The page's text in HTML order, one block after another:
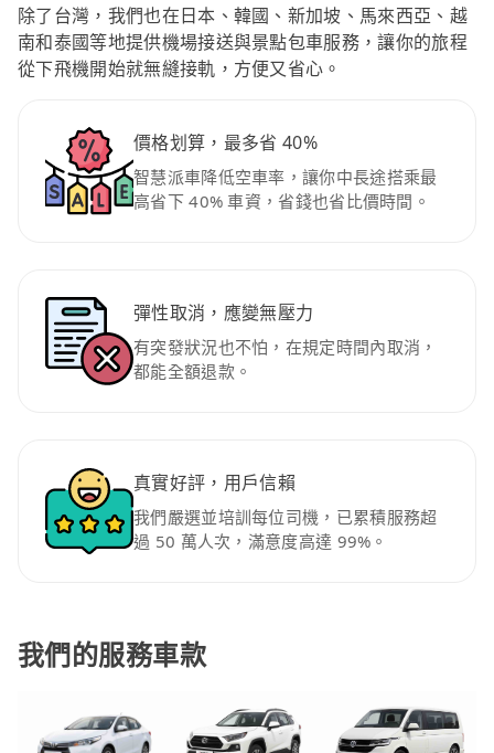
除了台灣，我們也在日本、韓國、新加坡、馬來西亞、越
南和泰國等地提供機場接送與景點包車服務，讓你的旅程
從下飛機開始就無縫接軌，方便又省心。
價格划算，最多省 40%
智慧派車降低空車率，讓你中長途搭乘最
高省下 40% 車資，省錢也省比價時間。
彈性取消，應變無壓力
有突發狀況也不怕，在規定時間內取消，
都能全額退款。
真實好評，用戶信賴
我們嚴選並培訓每位司機，已累積服務超
過 50 萬人次，滿意度高達 99%。
我們的服務車款